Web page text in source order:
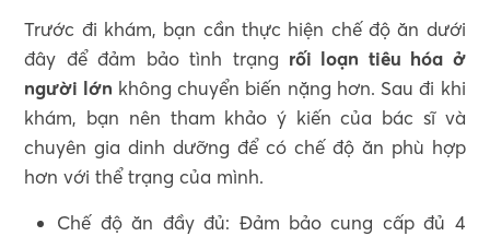
Trước đi khám, bạn cần thực hiện chế độ ăn dưới
đây để đảm bảo tình trạng rối loạn tiêu hóa ở
người lớn không chuyển biến nặng hơn. Sau đi khi
khám, bạn nên tham khảo ý kiến của bác sĩ và
chuyên gia dinh dưỡng để có chế độ ăn phù hợp
hơn với thể trạng của mình.
Chế độ ăn đầy đủ: Đảm bảo cung cấp đủ 4